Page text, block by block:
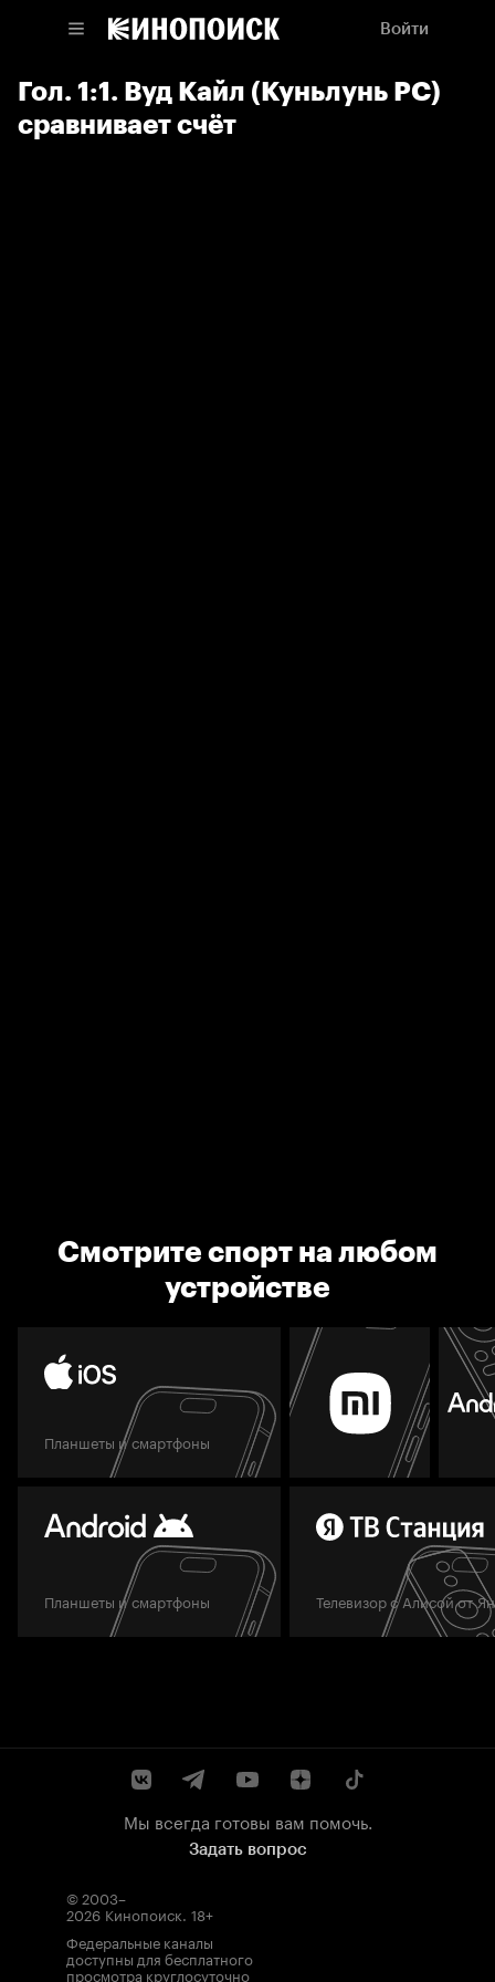
Войти
Гол. 1:1. Вуд Кайл (Куньлунь РС)
сравнивает счёт
Смотрите спорт на любом
устройстве
Планшеты и смартфоны
Планшеты и смартфоны Телевизор с Алисой от
Мы всегда готовы вам помочь.
Задать вопрос
© 2003–
2026 Кинопоиск. 18+
Федеральные каналы
доступны для бесплатного
просмотра круглосуточно